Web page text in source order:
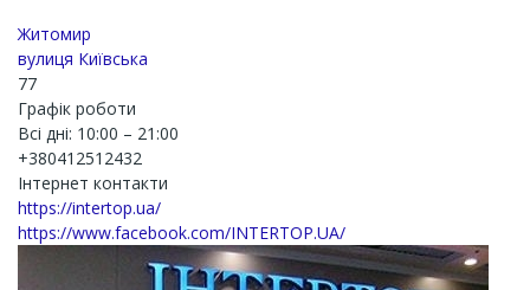
Житомир
вулиця Київська
77
Графік роботи
Всі дні: 10:00 – 21:00
+380412512432
Інтернет контакти
https://intertop.ua/
https://www.facebook.com/INTERTOP.UA/